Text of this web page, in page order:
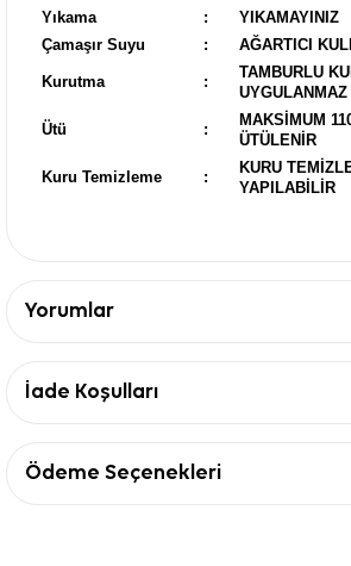
Yıkama
:
YIKAMAYINIZ
Çamaşır Suyu
: AĞARTICI
Kurutma :
TAMBURLU
UYGULANMAZ
Ütü :
MAKSİMUM
ÜTÜLENİR
Kuru Temizleme :
KURU
YAPILABİLİR
Yorumlar
İade Koşulları
Ödeme Seçenekleri